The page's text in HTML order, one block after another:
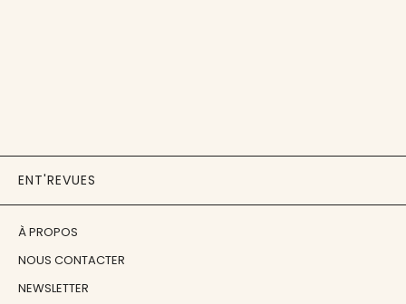
ENT'REVUES
À PROPOS
NOUS CONTACTER
NEWSLETTER